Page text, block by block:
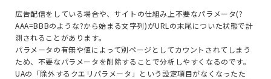
広告配信をしている場合や、サイトの仕組み上不要なパラメータ(?
AAA=BBBのような?から始まる文字列)がURLの末尾についた状態で計
測されることがあります。
パラメータの有無や値によって別ページとしてカウントされてしまう
ため、不要なパラメータを削除することで分析しやすくなるのです。
UAの「除外するクエリパラメータ」という設定項目がなくなったた